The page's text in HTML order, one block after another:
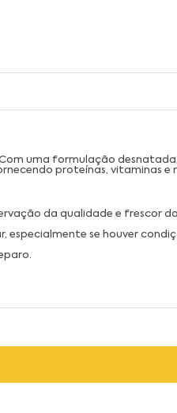
uma formulação
proteínas, vitaminas e
da qualidade e frescor
se houver